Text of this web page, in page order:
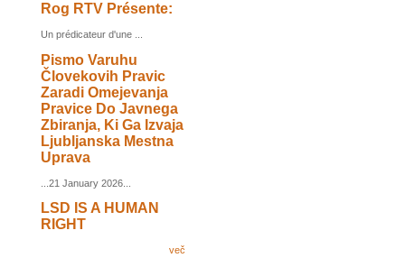
Rog RTV Présente:
Un prédicateur d'une ...
Pismo Varuhu
Človekovih Pravic
Zaradi Omejevanja
Pravice Do Javnega
Zbiranja, Ki Ga Izvaja
Ljubljanska Mestna
Uprava
...21 January 2026...
LSD IS A HUMAN
RIGHT
več